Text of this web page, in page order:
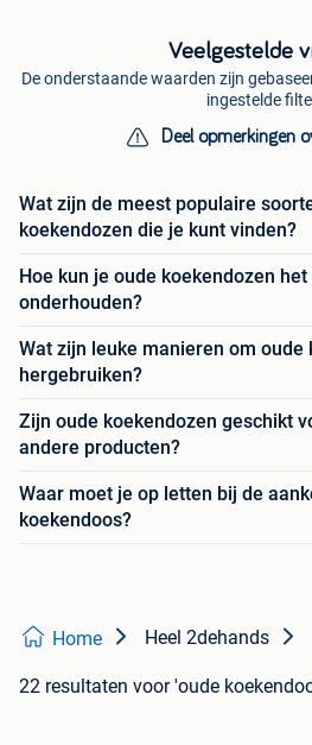
Veelgestelde
De onderstaande waarden zijn
ingestelde
Deel opmerkingen
Wat zijn de meest populaire
koekendozen die je kunt vinden?
Hoe kun je oude koekendozen het
onderhouden?
Wat zijn leuke manieren om oude
hergebruiken?
Zijn oude koekendozen geschikt
andere producten?
Waar moet je op letten bij de
koekendoos?
Home Heel 2dehands
22 resultaten voor 'oude